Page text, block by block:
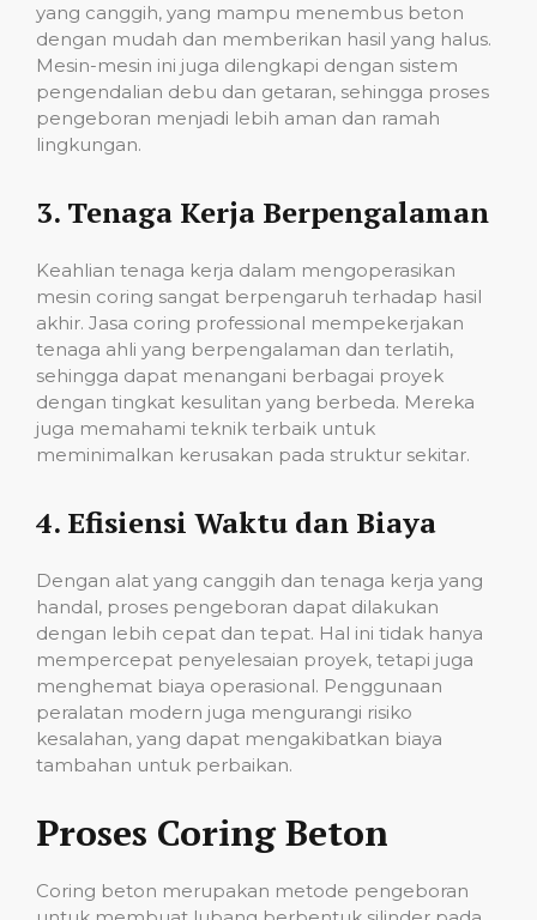
yang canggih, yang mampu menembus beton
dengan mudah dan memberikan hasil yang halus.
Mesin-mesin ini juga dilengkapi dengan sistem
pengendalian debu dan getaran, sehingga proses
pengeboran menjadi lebih aman dan ramah
lingkungan.
3. Tenaga Kerja Berpengalaman
Keahlian tenaga kerja dalam mengoperasikan
mesin coring sangat berpengaruh terhadap hasil
akhir. Jasa coring professional mempekerjakan
tenaga ahli yang berpengalaman dan terlatih,
sehingga dapat menangani berbagai proyek
dengan tingkat kesulitan yang berbeda. Mereka
juga memahami teknik terbaik untuk
meminimalkan kerusakan pada struktur sekitar.
4. Efisiensi Waktu dan Biaya
Dengan alat yang canggih dan tenaga kerja yang
handal, proses pengeboran dapat dilakukan
dengan lebih cepat dan tepat. Hal ini tidak hanya
mempercepat penyelesaian proyek, tetapi juga
menghemat biaya operasional. Penggunaan
peralatan modern juga mengurangi risiko
kesalahan, yang dapat mengakibatkan biaya
tambahan untuk perbaikan.
Proses Coring Beton
Coring beton merupakan metode pengeboran